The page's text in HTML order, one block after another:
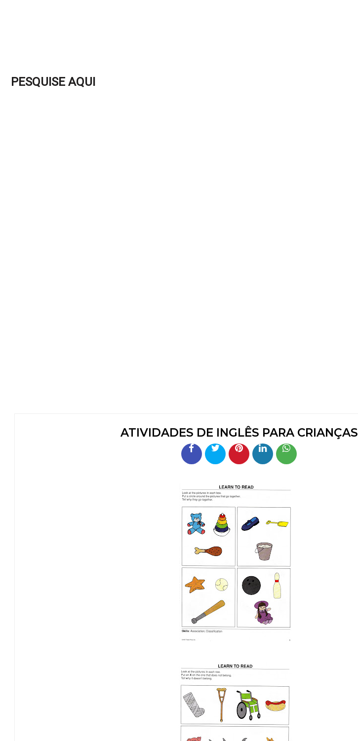
PESQUISE AQUI
ATIVIDADES DE INGLÊS PARA CRIANÇAS